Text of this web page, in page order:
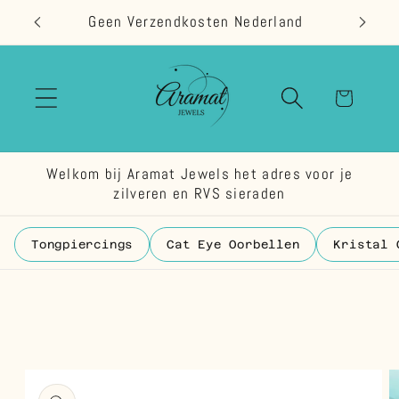
naar de
content
Geen Verzendkosten Nederland
Welkom bij Aramat Jewels het adres voor je
zilveren en RVS sieraden
Tongpiercings Cat Eye Oorbellen Kristal
direct naar